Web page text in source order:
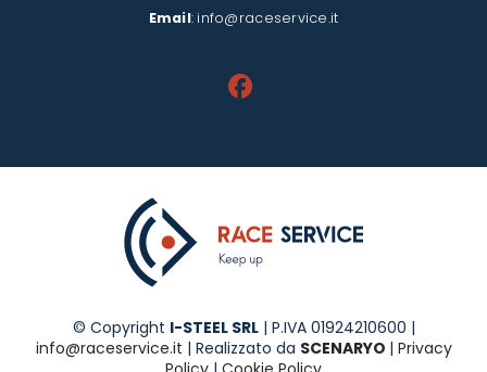
Email: info@raceservice.it
© Copyright I-STEEL SRL| P.IVA 01924210600 |
info@raceservice.it | Realizzato da SCENARYO | Privacy